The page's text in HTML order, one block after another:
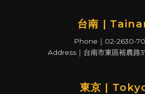
台南 |
Phone｜02-2630-
Address｜台南市東區裕農路
東京 |